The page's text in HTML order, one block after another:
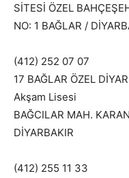
SİTESİ ÖZEL
NO: 1 BAĞLAR /
(412) 252 07 07
17 BAĞLAR ÖZEL
Akşam Lisesi
BAĞCILAR MAH.
DİYARBAKIR
(412) 255 11 33